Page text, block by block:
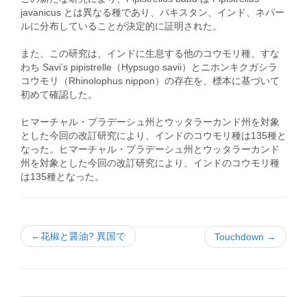
javanicus とは異なる種であり、パキスタン、インド、ネパー
ルに分布していることが決定的に証明された。
また、この研究は、インドに生息する他のコウモリ種、すな
わち Savi’s pipistrelle（Hypsugo savii）とニホンキクガシラ
コウモリ（Rhinolophus nippon）の存在を、標本に基づいて
初めて確認した。
ヒマーチャル・プラデーシュ州とウッタラーカンド州を対象
とした今回の改訂研究により、インドのコウモリ種は135種と
なった。ヒマーチャル・プラデーシュ州とウッタラーカンド
州を対象とした今回の改訂研究により、インドのコウモリ種
は135種となった。
←花椒と醤油? 異国で Touchdown →